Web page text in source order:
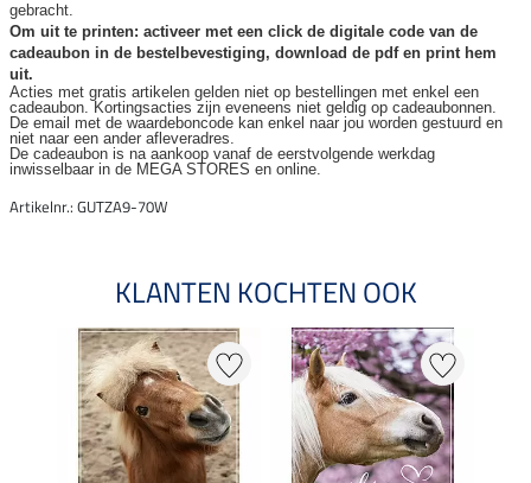
gebracht.
Om uit te printen: activeer met een click de digitale code van de
cadeaubon in de bestelbevestiging, download de pdf en print hem
uit.
Acties met gratis artikelen gelden niet op bestellingen met enkel een
cadeaubon. Kortingsacties zijn eveneens niet geldig op cadeaubonnen.
De email met de waardeboncode kan enkel naar jou worden gestuurd en
niet naar een ander afleveradres.
De cadeaubon is na aankoop vanaf de eerstvolgende werkdag
inwisselbaar in de MEGA STORES en online.
Artikelnr.: GUTZA9-70W
KLANTEN KOCHTEN OOK